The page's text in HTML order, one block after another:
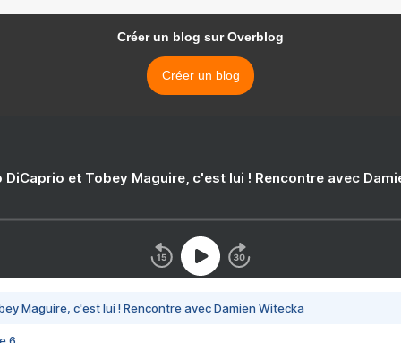
Créer un blog sur Overblog
Créer un blog
DiCaprio et Tobey Maguire, c'est lui ! Rencontre avec
Maguire, c'est lui ! Rencontre avec Damien Witecka